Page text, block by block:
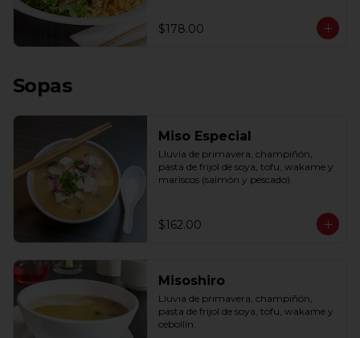
$178.00
Sopas
Miso Especial
Lluvia de primavera, champiñón,
pasta de frijol de soya, tofu, wakame y
mariscos (salmón y pescado).
$162.00
Misoshiro
Lluvia de primavera, champiñón,
pasta de frijol de soya, tofu, wakame y
cebollín.